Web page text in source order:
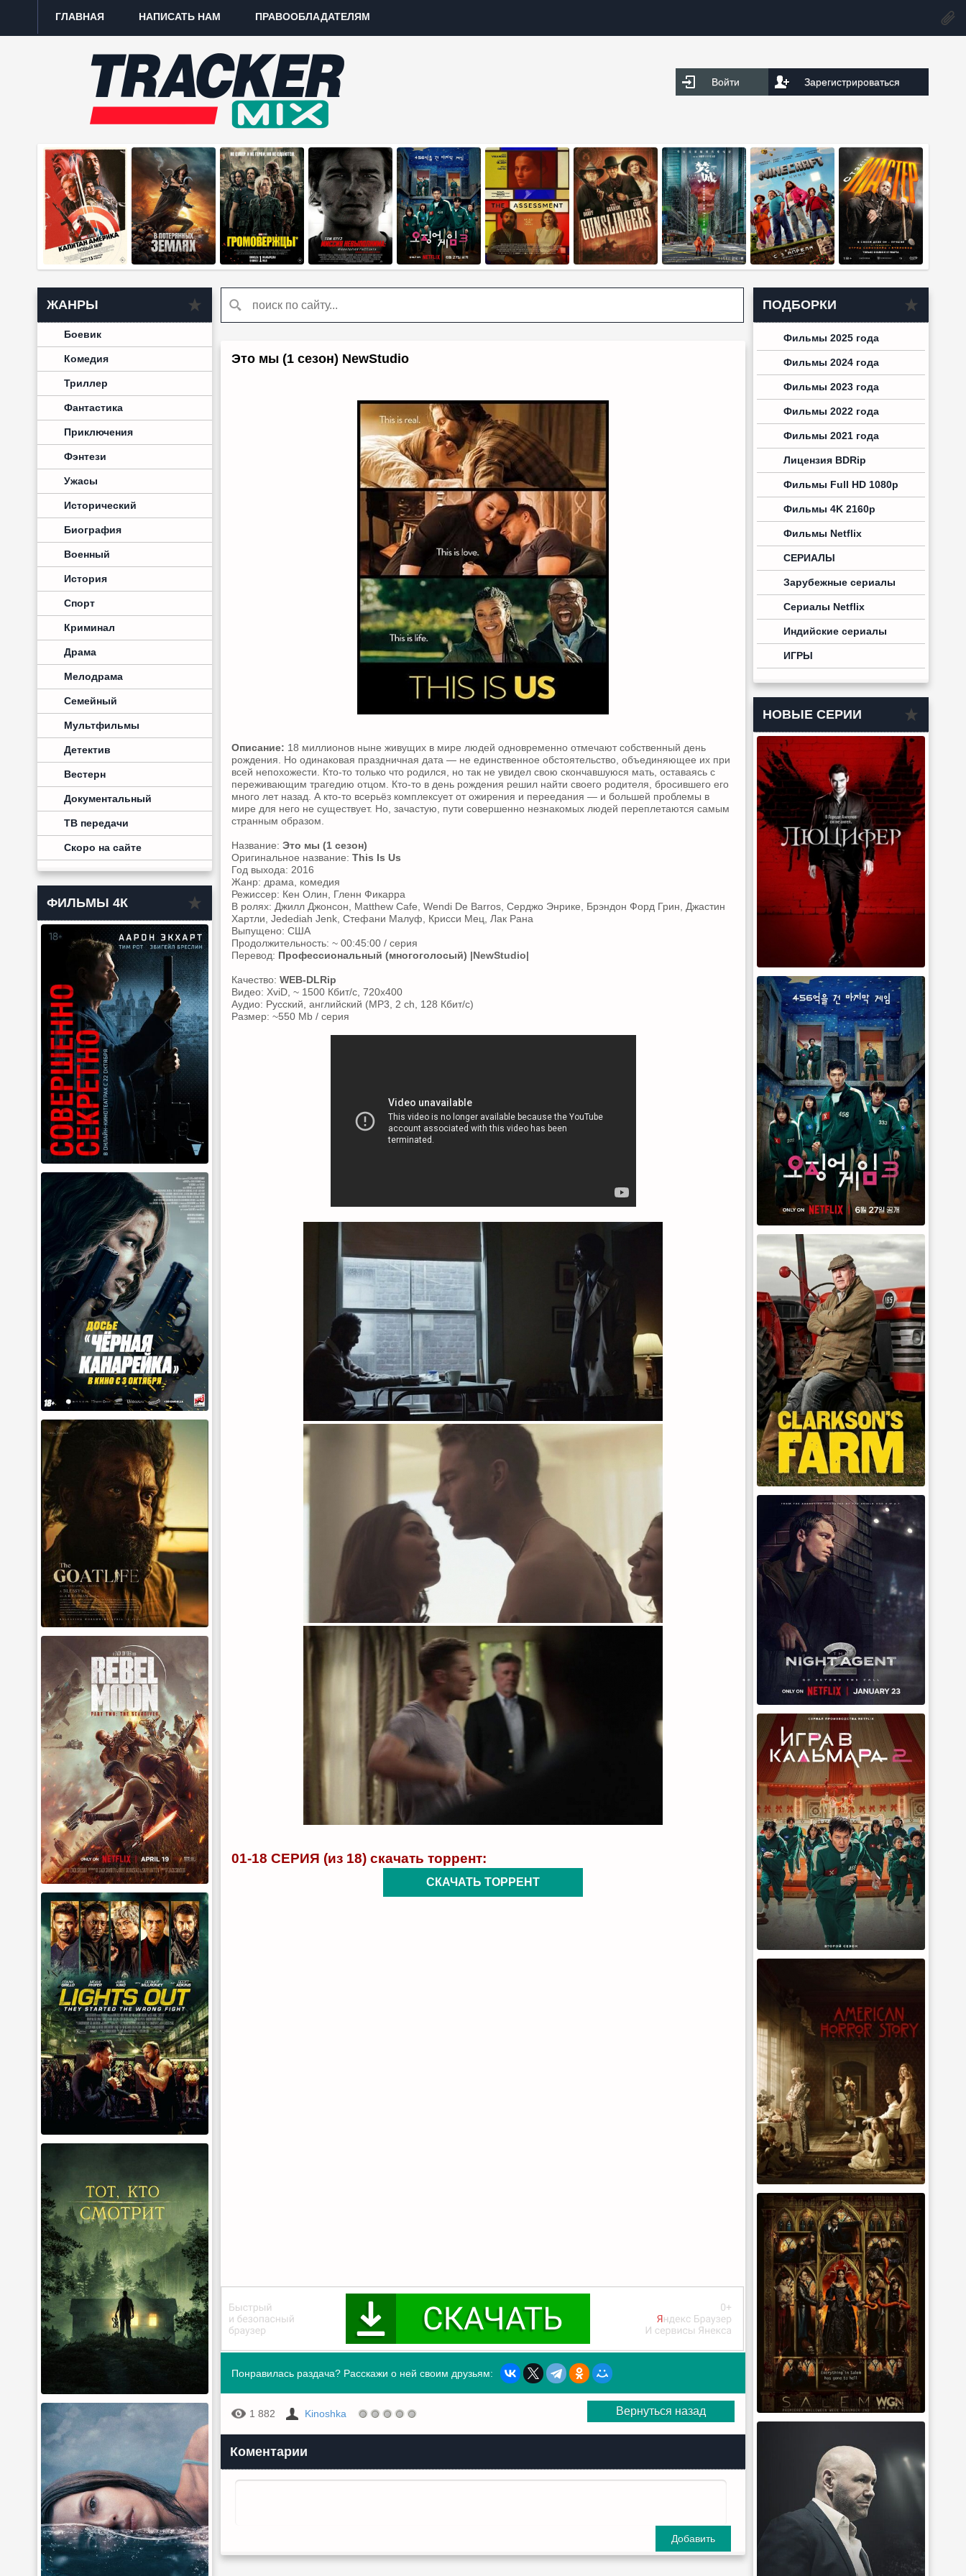
ГЛАВНАЯ НАПИСАТЬ НАМ ПРАВООБЛАДАТЕЛЯМ
Войти Зарегистрироваться
ЖАНРЫ
Боевик
Комедия
Триллер
Фантастика
Приключения
Фэнтези
Ужасы
Исторический
Биография
Военный
История
Спорт
Криминал
Драма
Мелодрама
Семейный
Мультфильмы
Детектив
Вестерн
Документальный
ТВ передачи
Скоро на сайте
ФИЛЬМЫ 4К
Это мы (1 сезон) NewStudio
Описание: 18 миллионов ныне живущих в мире людей одновременно отмечают собственный день
рождения. Но одинаковая праздничная дата — не единственное обстоятельство, объединяющее их при
всей непохожести. Кто-то только что родился, но так не увидел свою скончавшуюся мать, оставаясь с
переживающим трагедию отцом. Кто-то в день рождения решил найти своего родителя, бросившего его
много лет назад. А кто-то всерьёз комплексует от ожирения и переедания — и большей проблемы в
мире для него не существует. Но, зачастую, пути совершенно незнакомых людей переплетаются самым
странным образом.
Название: Это мы (1 сезон)
Оригинальное название: This Is Us
Год выхода: 2016
Жанр: драма, комедия
Режиссер: Кен Олин, Гленн Фикарра
В ролях: Джилл Джонсон, Matthew Cafe, Wendi De Barros, Серджо Энрике, Брэндон Форд Грин, Джастин
Хартли, Jedediah Jenk, Стефани Малуф, Крисси Мец, Лак Рана
Выпущено: США
Продолжительность: ~ 00:45:00 / серия
Перевод: Профессиональный (многоголосый) |NewStudio|
Качество: WEB-DLRip
Видео: XviD, ~ 1500 Кбит/с, 720x400
Аудио: Русский, английский (MP3, 2 ch, 128 Кбит/с)
Размер: ~550 Mb / серия
01-18 СЕРИЯ (из 18) скачать торрент:
СКАЧАТЬ ТОРРЕНТ
Понравилась раздача? Расскажи о ней своим друзьям:
1 882 Kinoshka Вернуться назад
Коментарии
Добавить
ПОДБОРКИ
Фильмы 2025 года
Фильмы 2024 года
Фильмы 2023 года
Фильмы 2022 года
Фильмы 2021 года
Лицензия BDRip
Фильмы Full HD 1080p
Фильмы 4K 2160p
Фильмы Netflix
СЕРИАЛЫ
Зарубежные сериалы
Сериалы Netflix
Индийские сериалы
ИГРЫ
НОВЫЕ СЕРИИ